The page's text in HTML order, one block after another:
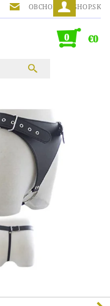
OBCHOD@PDSHOP.SK
0 €0